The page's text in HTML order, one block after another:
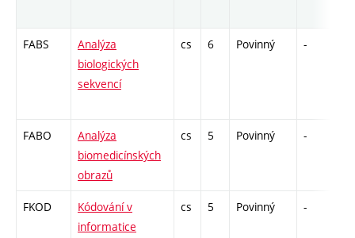
FABS
Analýza
biologických
sekvencí
cs 6 Povinný -
FABO
Analýza
biomedicínských
obrazů
cs 5 Povinný -
FKOD
Kódování v
informatice
cs 5 Povinný -